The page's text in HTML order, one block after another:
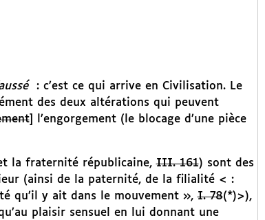
: c’est ce qui arrive en Civilisation. Le
des deux altérations qui peuvent
] l’engorgement (le blocage d’une pièce
la fraternité républicaine,III. 161) sont des
(ainsi de la paternité, de la filialité < :
qu’il y ait dans le mouvement »,I. 78(*)>),
plaisir sensuel en lui donnant une